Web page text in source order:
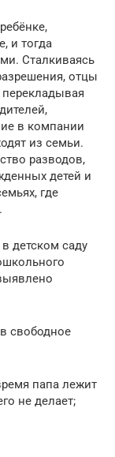
и тогда
Сталкиваясь
отцы
перекладывая
в компании
из семьи.
разводов,
детей и
где
детском саду
свободное
папа лежит
не делает;